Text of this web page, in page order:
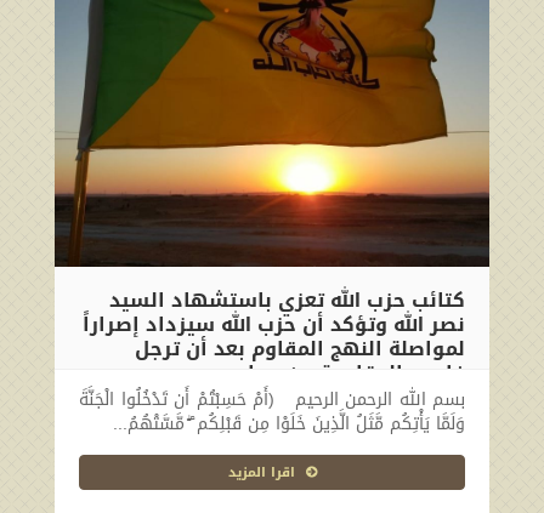
كتائب حزب الله تعزي باستشهاد السيد
نصر الله وتؤكد أن حزب الله سيزداد إصراراً
لمواصلة النهج المقاوم بعد أن ترجل
فارس المقاومة عن جواده
2024-09-28 21:22:15
بسم الله الرحمن الرحيم (أَمْ حَسِبْتُمْ أَن تَدْخُلُوا الْجَنَّةَ
وَلَمَّا يَأْتِكُم مَّثَلُ الَّذِينَ خَلَوْا مِن قَبْلِكُم ۖ مَّسَّتْهُمُ...
اقرا المزيد